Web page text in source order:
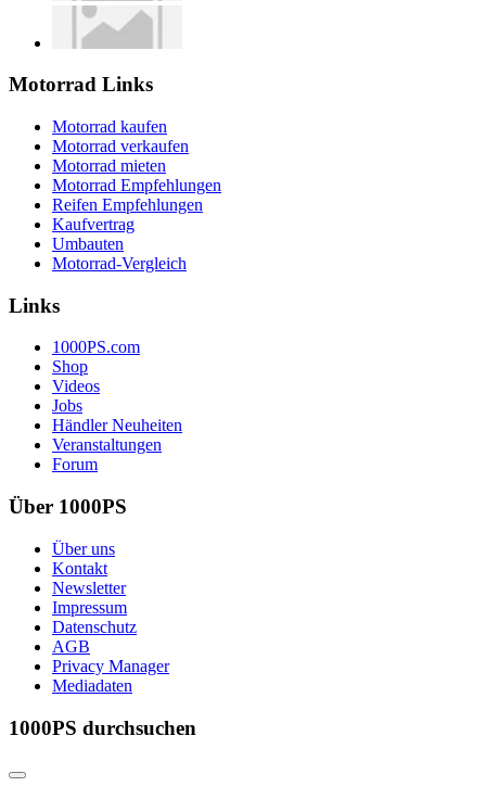
Motorrad Links
Motorrad kaufen
Motorrad verkaufen
Motorrad mieten
Motorrad Empfehlungen
Reifen Empfehlungen
Kaufvertrag
Umbauten
Motorrad-Vergleich
Links
1000PS.com
Shop
Videos
Jobs
Händler Neuheiten
Veranstaltungen
Forum
Über 1000PS
Über uns
Kontakt
Newsletter
Impressum
Datenschutz
AGB
Privacy Manager
Mediadaten
1000PS durchsuchen